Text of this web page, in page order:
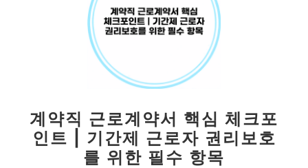
계약직 근로계약서 핵심 체크포
인트 | 기간제 근로자 권리보호
를 위한 필수 항목